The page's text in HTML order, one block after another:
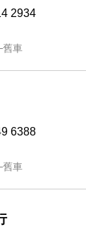
2934
舊車
6388
舊車